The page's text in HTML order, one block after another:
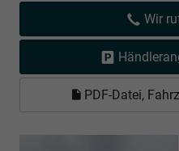
Wir
PDF-Datei,